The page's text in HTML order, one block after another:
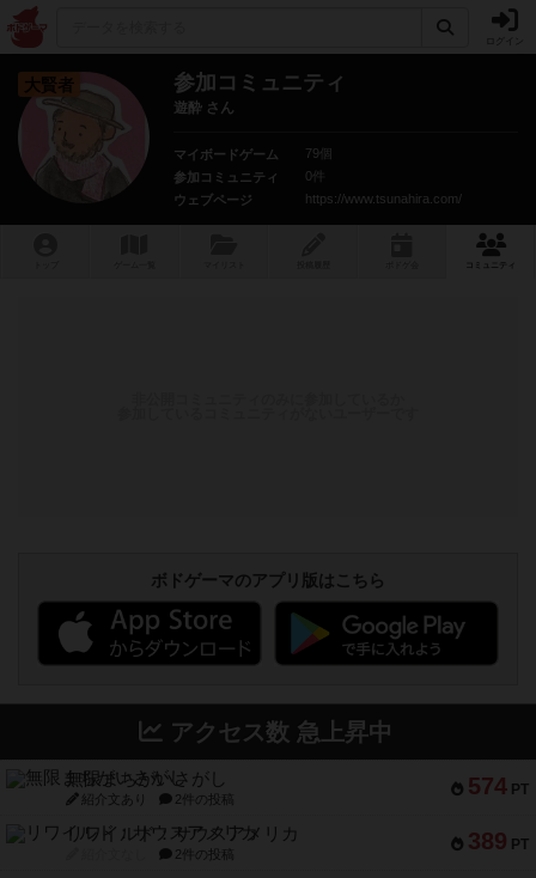
大賢者 参加コミュニティ
遊酔 さん
マイボードゲーム
79個
参加コミュニティ
0件
ウェブページ
https://www.tsunahira.com/
コミュニティ
ボドゲーマのアプリ版はこちら
アクセス数 急上昇中
574 PT
無限まちがいさがし
紹介文あり 2件の投稿
389 PT
リワイルド：サウスアメリカ
2件の投稿